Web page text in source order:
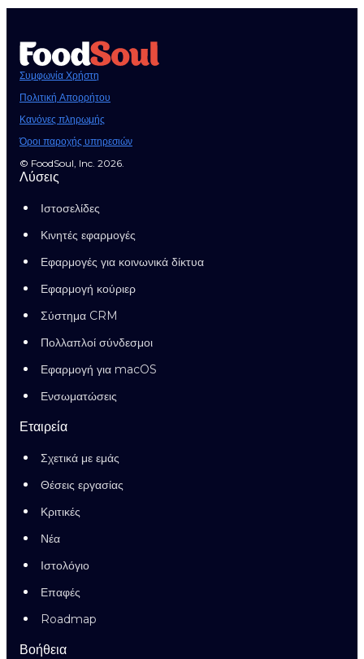
Συμφωνία Χρήστη
Πολιτική Απορρήτου
Κανόνες πληρωμής
Όροι παροχής υπηρεσιών
© FoodSoul, Inc. 2026.
Λύσεις
Ιστοσελίδες
Κινητές εφαρμογές
Εφαρμογές για κοινωνικά δίκτυα
Εφαρμογή κούριερ
Σύστημα CRM
Πολλαπλοί σύνδεσμοι
Εφαρμογή για macOS
Ενσωματώσεις
Εταιρεία
Σχετικά με εμάς
Θέσεις εργασίας
Κριτικές
Νέα
Ιστολόγιο
Επαφές
Roadmap
Βοήθεια